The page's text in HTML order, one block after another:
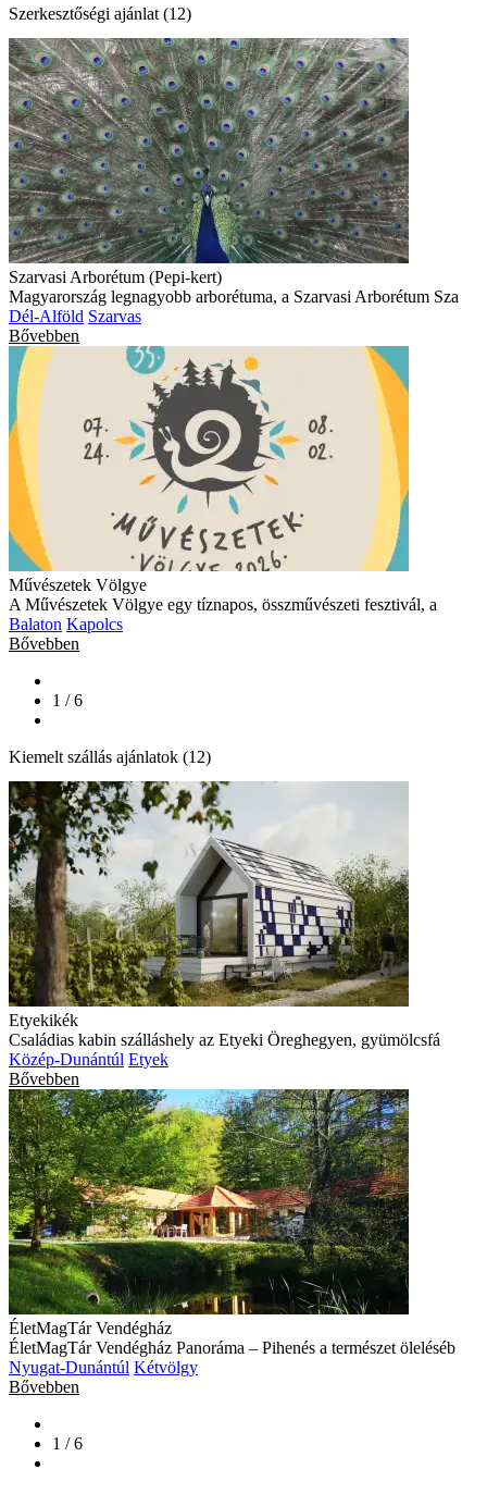
Szerkesztőségi ajánlat (12)
Szarvasi Arborétum (Pepi-kert)
Magyarország legnagyobb arborétuma, a Szarvasi Arborétum Sza
Dél-Alföld Szarvas
Bővebben
Művészetek Völgye
A Művészetek Völgye egy tíznapos, összművészeti fesztivál, a
Balaton Kapolcs
Bővebben
1 / 6
Kiemelt szállás ajánlatok (12)
Etyekikék
Családias kabin szálláshely az Etyeki Öreghegyen, gyümölcsfá
Közép-Dunántúl Etyek
Bővebben
ÉletMagTár Vendégház
ÉletMagTár Vendégház Panoráma – Pihenés a természet öleléséb
Nyugat-Dunántúl Kétvölgy
Bővebben
1 / 6